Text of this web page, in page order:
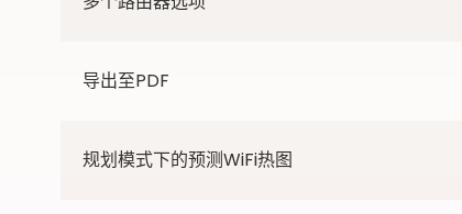
导出至PDF
规划模式下的预测WiFi热图